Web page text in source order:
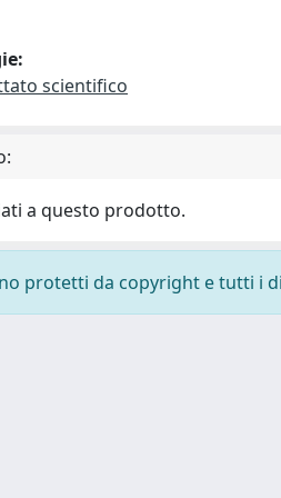
scientifico
a questo prodotto.
protetti da copyright e tutti i